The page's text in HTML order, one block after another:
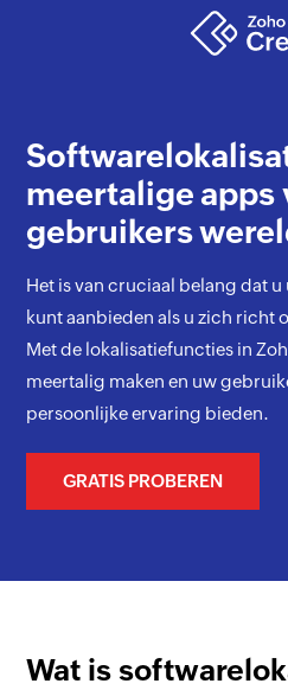
meertalige apps
gebruikers
Het is van cruciaal belang dat
kunt aanbieden als u zich richt
Met de lokalisatiefuncties in
meertalig maken en uw
persoonlijke ervaring bieden.
GRATIS PROBEREN
Wat is